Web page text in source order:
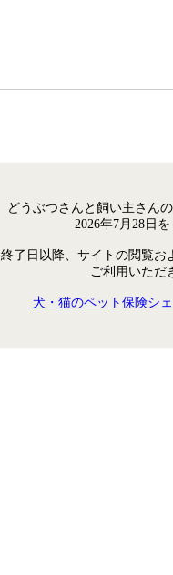
どうぶつさんと飼い主さん
2026年7月28日
終了日以降、サイトの閲覧お
ご利用いただ
犬・猫のペット保険シ